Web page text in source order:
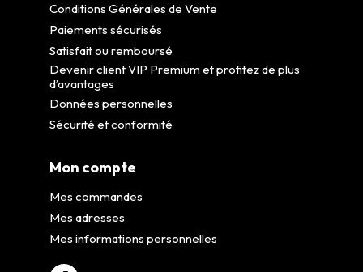
Conditions Générales de Vente
Paiements sécurisés
Satisfait ou remboursé
Devenir client VIP Premium et profitez de plus
d’avantages
Données personnelles
Sécurité et conformité
Mon compte
Mes commandes
Mes adresses
Mes informations personnelles